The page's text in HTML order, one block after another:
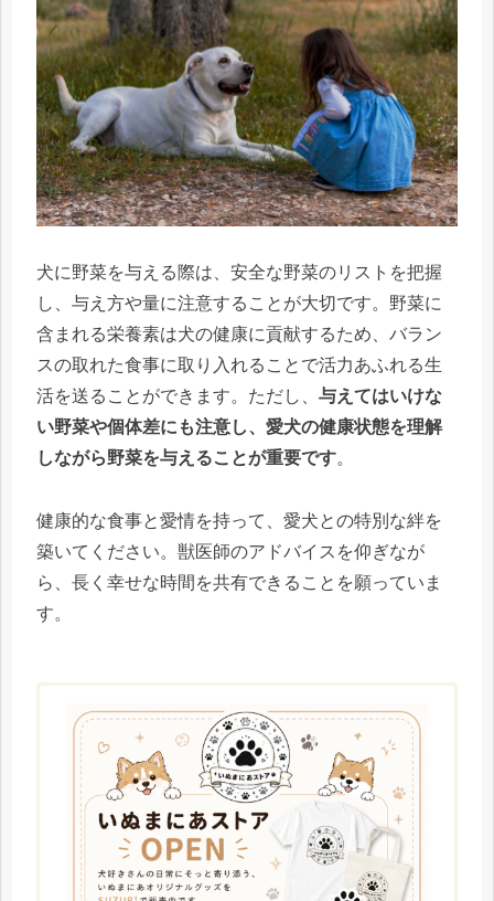
犬に野菜を与える際は、安全な野菜のリストを把握
し、与え方や量に注意することが大切です。野菜に
含まれる栄養素は犬の健康に貢献するため、バラン
スの取れた食事に取り入れることで活力あふれる生
活を送ることができます。ただし、 与えてはいけな
い野菜や個体差にも注意し、愛犬の健康状態を理解
しながら野菜を与えることが重要です。
健康的な食事と愛情を持って、愛犬との特別な絆を
築いてください。獣医師のアドバイスを仰ぎなが
ら、長く幸せな時間を共有できることを願っていま
す。